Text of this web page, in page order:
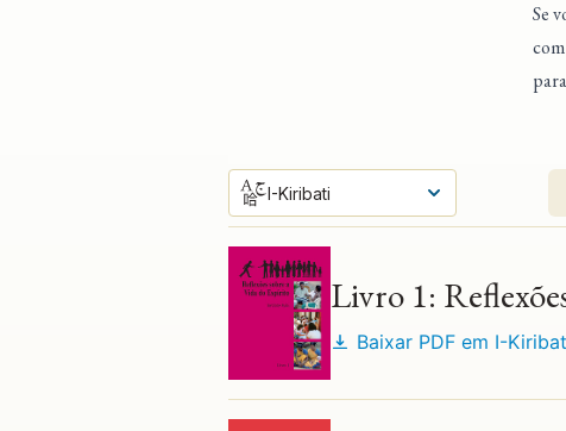
Se
I-Kiribati
Livro 1:
Baixar PDF em I-